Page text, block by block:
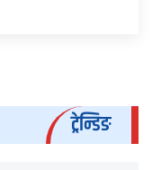
ट्रेन्डिङ